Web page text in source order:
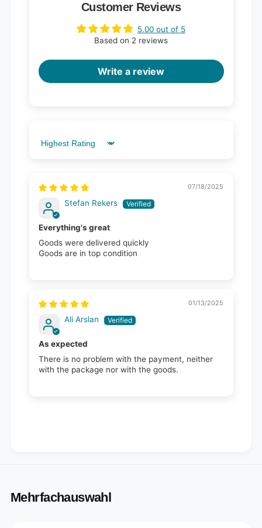
Customer Reviews
5.00 out of 5
Based on 2 reviews
Write a review
Sort by
07/18/2025
Stefan Rekers
Everything's great
Goods were delivered quickly
Goods are in top condition
01/13/2025
Ali Arslan
As expected
There is no problem with the payment, neither
with the package nor with the goods.
Mehrfachauswahl